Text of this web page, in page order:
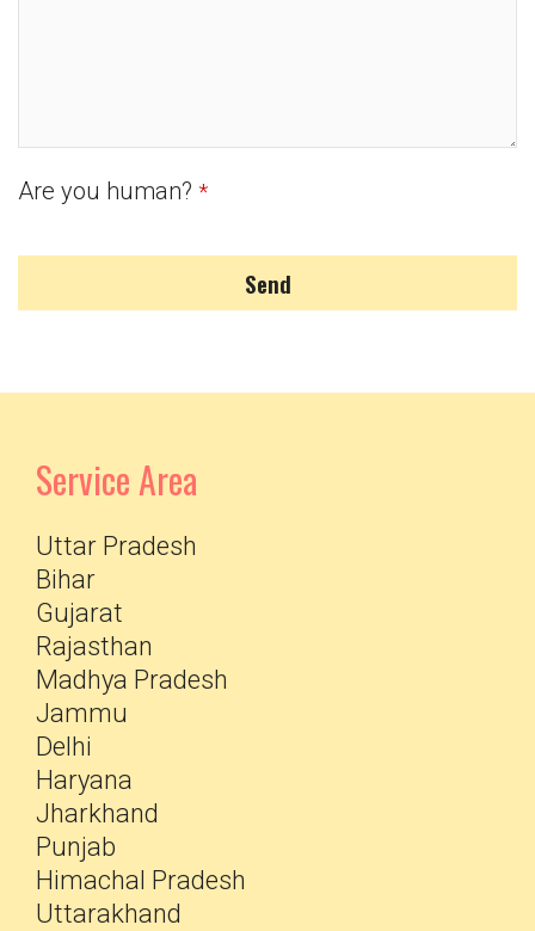
Are you human? *
Send
Service Area
Uttar Pradesh
Bihar
Gujarat
Rajasthan
Madhya Pradesh
Jammu
Delhi
Haryana
Jharkhand
Punjab
Himachal Pradesh
Uttarakhand